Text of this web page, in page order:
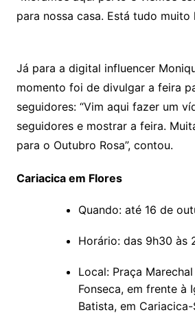
para nossa casa. Está tudo muito
Já para a digital influencer
momento foi de divulgar a feira
seguidores: “Vim aqui fazer um
seguidores e mostrar a feira.
para o Outubro Rosa”, contou.
Cariacica em Flores
Quando: até 16 de
Horário: das 9h30 às
Local: Praça
Fonseca, em frente à
Batista, em Cariacica-